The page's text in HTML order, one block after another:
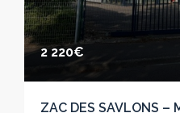
2 220€
ZAC DES SAVLONS –